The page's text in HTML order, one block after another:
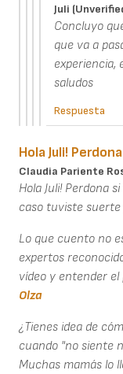
Juli
Concluyo
que va a
experiencia,
saludos
Respuesta
Hola Juli!
Claudia Pariente
Hola Juli! Perdona
caso tuviste
Lo que cuento no
expertos
vídeo y entender
Olza
¿Tienes idea de
cuando "no siente
Muchas mamás lo